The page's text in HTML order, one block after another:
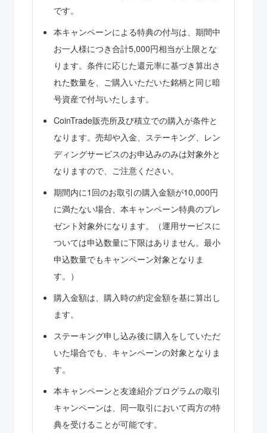
です。
本キャンペーンによる特典の付与は、期間中
お一人様につき合計5,000円相当が上限とな
ります。条件に応じた還元率に基づき算出さ
れた数量を、ご購入いただいた銘柄と同じ暗
号資産で付与いたします。
CoinTrade販売所及び積立での購入が条件と
なります。売却や入金、ステーキング、レン
ディングサービスのお申込みのみは対象外と
なりますので、ご注意ください。
期間内に1回のお取引の購入金額が10,000円
に満たない場合、本キャンペーン特典のプレ
ゼント対象外になります。（運用サービスに
ついては申込数量に下限はありません。最小
申込数量でもキャンペーン対象となりま
す。）
購入金額は、購入時の約定金額を基に算出し
ます。
ステーキング申し込み後に購入をしていただ
いた場合でも、キャンペーンの対象となりま
す。
本キャンペーンと友達紹介プログラムの取引
キャンペーンは、同一取引において両方の特
典を受けることが可能です。